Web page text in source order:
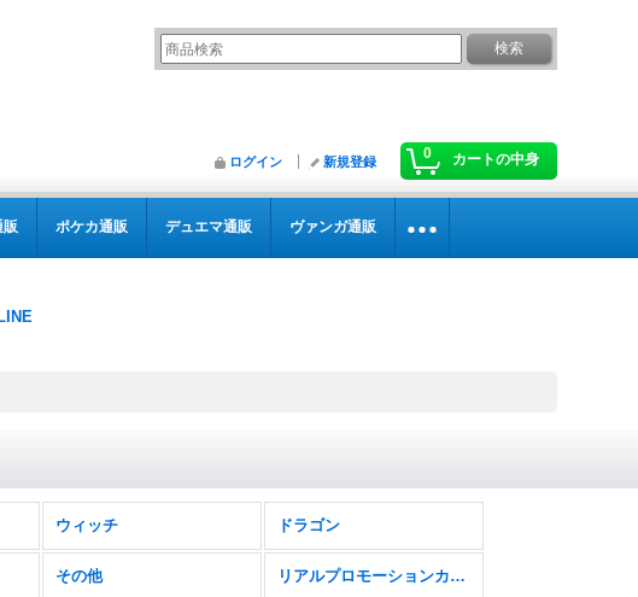
0 カートの中身
ログイン 新規登録
販 ポケカ通販 デュエマ通販 ヴァンガ通販
ウィッチ ドラゴン
その他 リアルプロモーションカード